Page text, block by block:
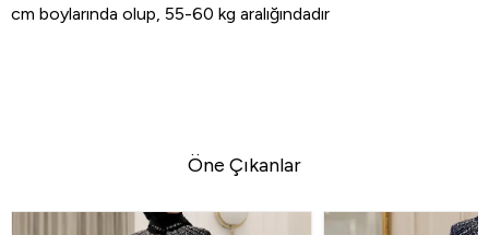
cm boylarında olup, 55-60 kg aralığındadır
Öne Çıkanlar